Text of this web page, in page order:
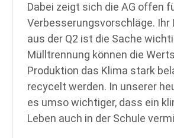
Dabei zeigt sich die AG offen
Verbesserungsvorschläge. Ihr
aus der Q2 ist die Sache
Mülltrennung können die
Produktion das Klima stark
recycelt werden. In unserer
es umso wichtiger, dass ein
Leben auch in der Schule